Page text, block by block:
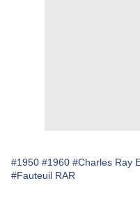
#1950 #1960 #Charles Ray
#Fauteuil RAR